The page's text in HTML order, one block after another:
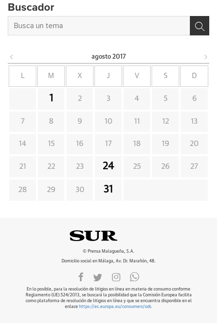
Buscador
agosto 2017
L M X J V S D
1 2 3 4 5 6
7 8 9 10 11 12 13
14 15 16 17 18 19 20
21 22 23 24 25 26 27
28 29 30 31
© Prensa Malagueña, S.A.
Domicilio social en Málaga, Av. Dr. Marañón, 48.
En lo posible, para la resolución de litigios en línea en materia de consumo conforme
Reglamento (UE) 524/2013, se buscará la posibilidad que la Comisión Europea facilita
como plataforma de resolución de litigios en línea y que se encuentra disponible en el
enlace https://ec.europa.eu/consumers/odr.